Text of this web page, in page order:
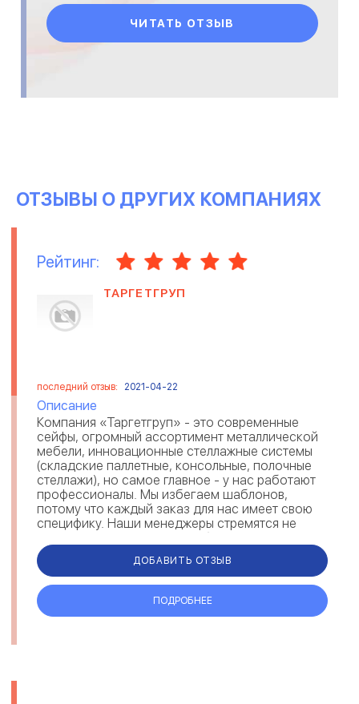
ЧИТАТЬ ОТЗЫВ
ОТЗЫВЫ О ДРУГИХ КОМПАНИЯХ
Рейтинг:
ТАРГЕТГРУП
последний отзыв: 2021-04-22
Описание
Компания «Таргетгруп» - это современные
сейфы, огромный ассортимент металлической
мебели, инновационные стеллажные системы
(складские паллетные, консольные, полочные
стеллажи), но самое главное - у нас работают
профессионалы. Мы избегаем шаблонов,
потому что каждый заказ для нас имеет свою
специфику. Наши менеджеры стремятся не
только помочь клиенту с выбором и покупк...
ДОБАВИТЬ ОТЗЫВ
ПОДРОБНЕЕ